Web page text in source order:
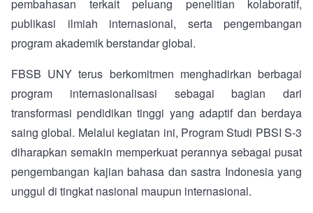
pembahasan terkait peluang penelitian kolaboratif,
publikasi ilmiah internasional, serta pengembangan
program akademik berstandar global.
FBSB UNY terus berkomitmen menghadirkan berbagai
program internasionalisasi sebagai bagian dari
transformasi pendidikan tinggi yang adaptif dan berdaya
saing global. Melalui kegiatan ini, Program Studi PBSI S-3
diharapkan semakin memperkuat perannya sebagai pusat
pengembangan kajian bahasa dan sastra Indonesia yang
unggul di tingkat nasional maupun internasional.